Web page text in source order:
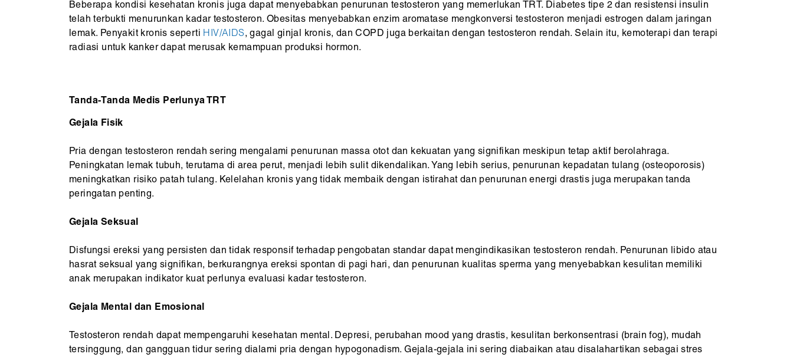
Beberapa kondisi kesehatan kronis juga dapat menyebabkan penurunan testosteron yang memerlukan TRT. Diabetes tipe 2 dan resistensi insulin
telah terbukti menurunkan kadar testosteron. Obesitas menyebabkan enzim aromatase mengkonversi testosteron menjadi estrogen dalam jaringan
lemak. Penyakit kronis seperti HIV/AIDS, gagal ginjal kronis, dan COPD juga berkaitan dengan testosteron rendah. Selain itu, kemoterapi dan terapi
radiasi untuk kanker dapat merusak kemampuan produksi hormon.
Tanda-Tanda Medis Perlunya TRT
Gejala Fisik
Pria dengan testosteron rendah sering mengalami penurunan massa otot dan kekuatan yang signifikan meskipun tetap aktif berolahraga.
Peningkatan lemak tubuh, terutama di area perut, menjadi lebih sulit dikendalikan. Yang lebih serius, penurunan kepadatan tulang (osteoporosis)
meningkatkan risiko patah tulang. Kelelahan kronis yang tidak membaik dengan istirahat dan penurunan energi drastis juga merupakan tanda
peringatan penting.
Gejala Seksual
Disfungsi ereksi yang persisten dan tidak responsif terhadap pengobatan standar dapat mengindikasikan testosteron rendah. Penurunan libido atau
hasrat seksual yang signifikan, berkurangnya ereksi spontan di pagi hari, dan penurunan kualitas sperma yang menyebabkan kesulitan memiliki
anak merupakan indikator kuat perlunya evaluasi kadar testosteron.
Gejala Mental dan Emosional
Testosteron rendah dapat mempengaruhi kesehatan mental. Depresi, perubahan mood yang drastis, kesulitan berkonsentrasi (brain fog), mudah
tersinggung, dan gangguan tidur sering dialami pria dengan hypogonadism. Gejala-gejala ini sering diabaikan atau disalahartikan sebagai stres